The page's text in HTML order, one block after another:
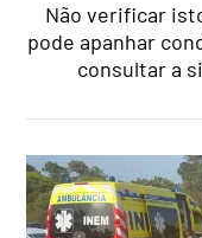
Não verificar
pode apanhar
consultar a